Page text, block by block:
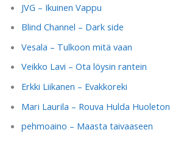
JVG – Ikuinen Vappu
Blind Channel – Dark side
Vesala – Tulkoon mitä vaan
Veikko Lavi – Ota löysin rantein
Erkki Liikanen – Evakkoreki
Mari Laurila – Rouva Hulda Huoleton
pehmoaino – Maasta taivaaseen